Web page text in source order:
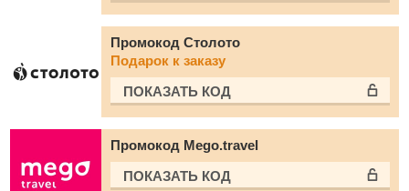
Промокод Столото
Подарок к заказу
ПОКАЗАТЬ КОД
Промокод Mego.travel
ПОКАЗАТЬ КОД